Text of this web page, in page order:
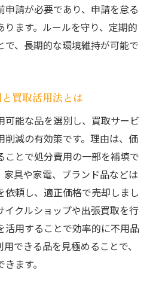
請が必要であり、申請を怠る
ります。ルールを守り、定期的
で、長期的な環境維持が可能で
買取活用法とは
可能な品を選別し、買取サービ
削減の有効策です。理由は、価
ことで処分費用の一部を補填で
家具や家電、ブランド品などは
頼し、適正価格で売却しまし
イクルショップや出張買取を行
活用することで効率的に不用品
できる品を見極めることで、
ます。